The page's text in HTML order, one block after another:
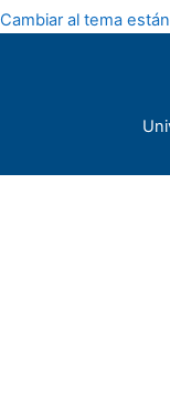
Cambiar al tema